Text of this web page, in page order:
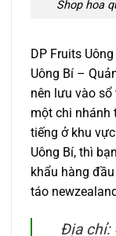
Shop hoa
DP Fruits
Uông Bí –
nên lưu vào sổ
một chi nhánh
tiếng ở khu
Uông Bí, thì
khẩu hàng
táo
Địa chỉ: